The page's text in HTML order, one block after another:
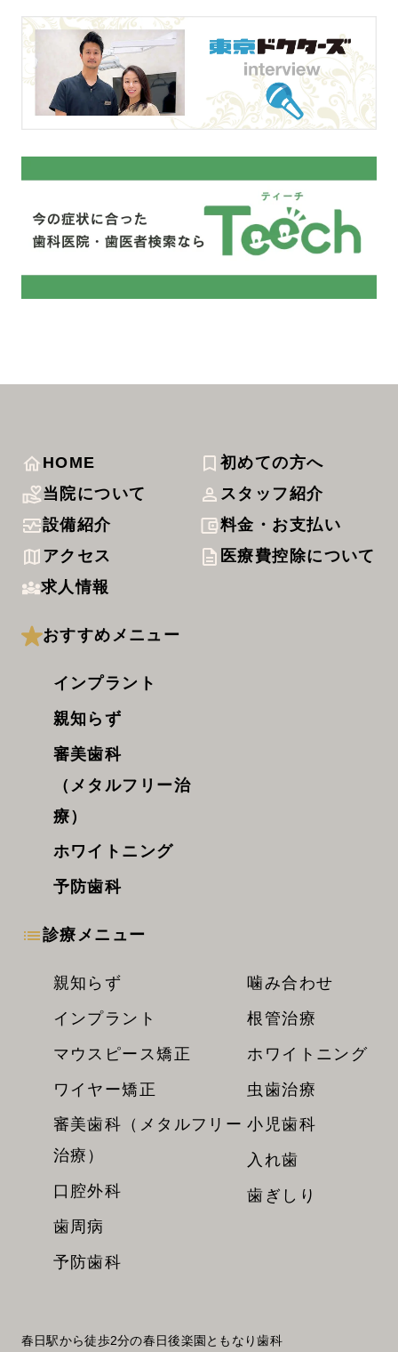
HOME
初めての方へ
当院について
スタッフ紹介
設備紹介
料金・お支払い
アクセス
医療費控除について
求人情報
おすすめメニュー
インプラント
親知らず
審美歯科
（メタルフリー治
療）
ホワイトニング
予防歯科
診療メニュー
親知らず
インプラント
マウスピース矯正
ワイヤー矯正
審美歯科（メタルフリー
治療）
口腔外科
歯周病
予防歯科
噛み合わせ
根管治療
ホワイトニング
虫歯治療
小児歯科
入れ歯
歯ぎしり
春日駅から徒歩2分の春日後楽園ともなり歯科